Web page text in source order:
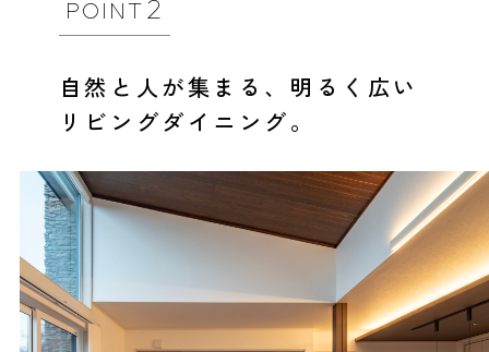
POINT2
自然と人が集まる、明るく広い
リビングダイニング。